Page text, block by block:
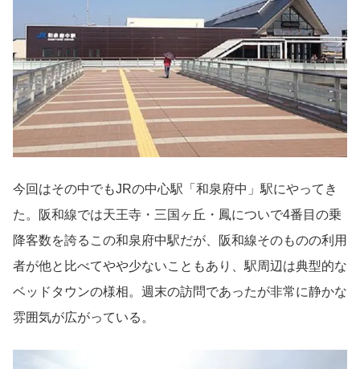
今回はその中でもJRの中心駅「和泉府中」駅にやってき
た。阪和線では天王寺・三国ヶ丘・鳳についで4番目の乗
降客数を誇るこの和泉府中駅だが、阪和線そのものの利用
者が他と比べてやや少ないこともあり、駅周辺は典型的な
ベッドタウンの様相。週末の訪問であったが非常に静かな
雰囲気が広がっている。